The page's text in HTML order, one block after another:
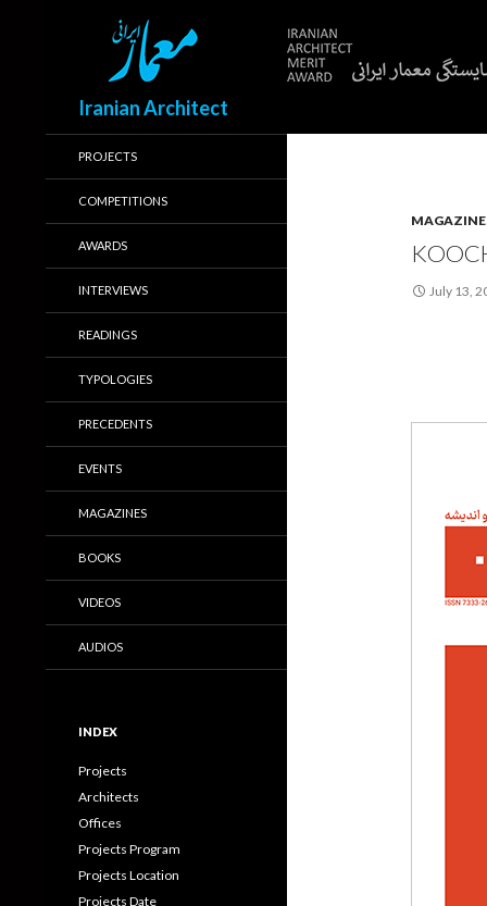
Iranian Architect
July 13,
PROJECTS
COMPETITIONS
AWARDS
INTERVIEWS
READINGS
TYPOLOGIES
PRECEDENTS
EVENTS
MAGAZINES
BOOKS
VIDEOS
AUDIOS
INDEX
Projects
Architects
Offices
Projects Program
Projects Location
Projects Date